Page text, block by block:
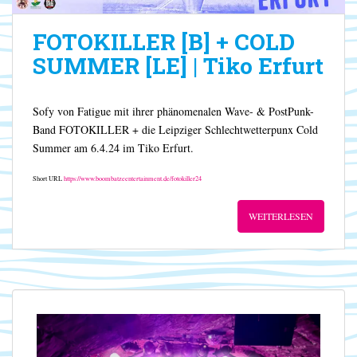
FOTOKILLER [B] + COLD
SUMMER [LE] | Tiko Erfurt
Sofy von Fatigue mit ihrer phänomenalen Wave- & PostPunk-
Band FOTOKILLER + die Leipziger Schlechtwetterpunx Cold
Summer am 6.4.24 im Tiko Erfurt.
Short URLhttps://www.boombatzeentertainment.de/fotokiller24
WEITERLESEN